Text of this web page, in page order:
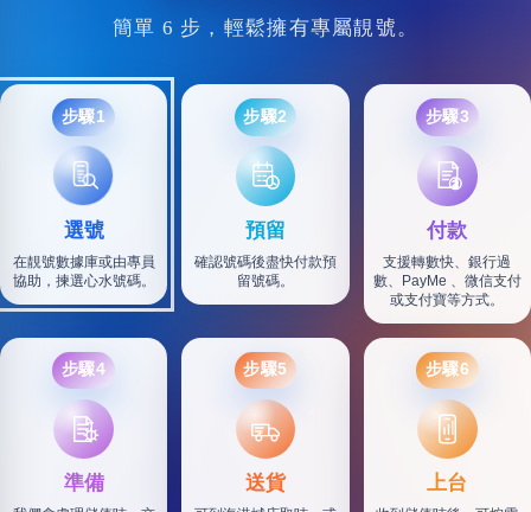
簡單 6 步，輕鬆擁有專屬靚號。
步驟1
選號
在靚號數據庫或由專員
協助，揀選心水號碼。
步驟2
預留
確認號碼後盡快付款預
留號碼。
步驟3
付款
支援轉數快、銀行過
數、PayMe 、微信支付
或支付寶等方式。
步驟4
準備
步驟5
SF
送貨
步驟6
上台